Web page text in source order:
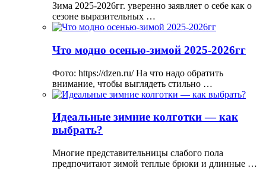
Зима 2025-2026гг. уверенно заявляет о себе как о
сезоне выразительных …
Что модно осенью-зимой 2025-2026гг
Фото: https://dzen.ru/ На что надо обратить
внимание, чтобы выглядеть стильно …
Идеальные зимние колготки — как
выбрать?
Многие представительницы слабого пола
предпочитают зимой теплые брюки и длинные …